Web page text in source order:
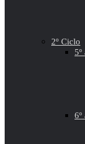
2º Ciclo
5º
6º